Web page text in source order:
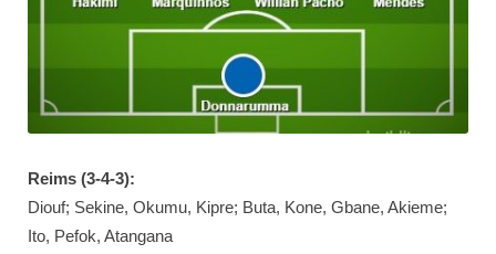
Reims (3-4-3):
Diouf; Sekine, Okumu, Kipre; Buta, Kone, Gbane, Akieme;
Ito, Pefok, Atangana